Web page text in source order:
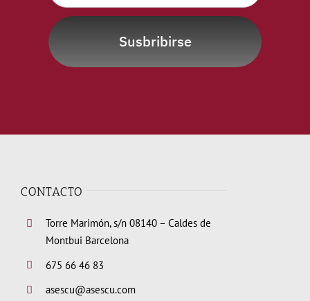
Susbribirse
CONTACTO
Torre Marimón, s/n 08140 – Caldes de
Montbui Barcelona
675 66 46 83
asescu@asescu.com